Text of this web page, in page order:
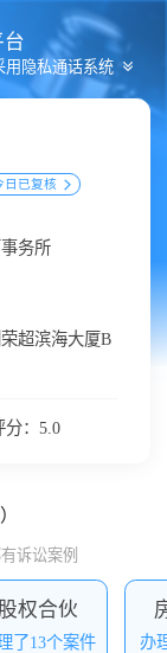
用隐私通话系统
日已复核
务所
超滨海大厦B
分：5.0
诉讼案例
股权合伙
了13个案件 办